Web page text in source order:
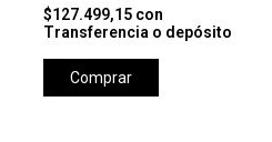
$127.499,15 con
Transferencia o depósito
Comprar